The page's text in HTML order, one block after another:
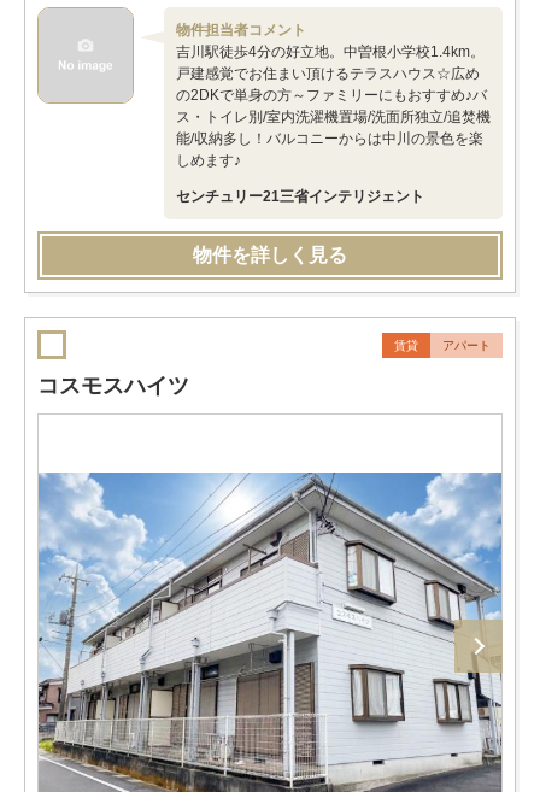
物件担当者コメント
吉川駅徒歩4分の好立地。中曽根小学校1.4km。
戸建感覚でお住まい頂けるテラスハウス☆広め
の2DKで単身の方～ファミリーにもおすすめ♪バ
ス・トイレ別/室内洗濯機置場/洗面所独立/追焚機
能/収納多し！バルコニーからは中川の景色を楽
しめます♪
センチュリー21三省インテリジェント
物件を詳しく見る
賃貸 アパート
コスモスハイツ